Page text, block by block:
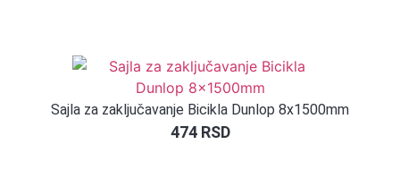
Sajla za zaključavanje Bicikla Dunlop 8x1500mm
474 RSD